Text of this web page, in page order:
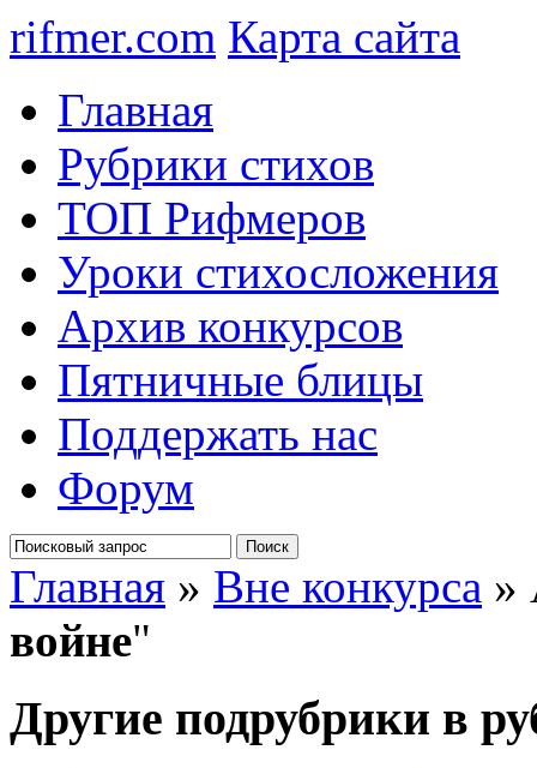
rifmer.com Карта сайта
Главная
Рубрики стихов
ТОП Рифмеров
Уроки стихосложения
Архив конкурсов
Пятничные блицы
Поддержать нас
Форум
Главная » Вне конкурса »
войне"
Другие подрубрики в